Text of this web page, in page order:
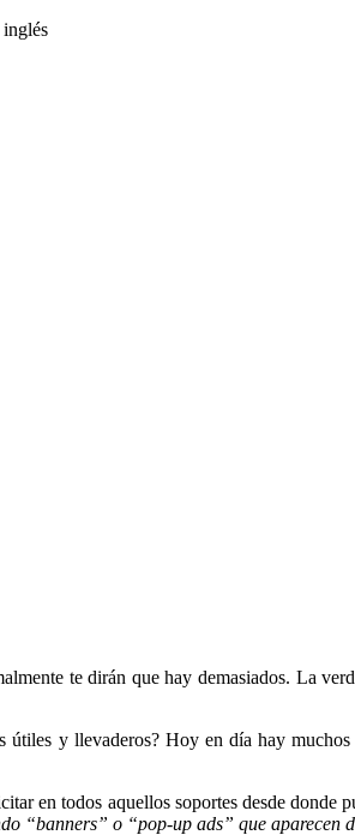
te dirán que hay demasiados. La
y llevaderos? Hoy en día hay
en todos aquellos soportes desde donde
“banners” o “pop-up ads” que aparecen